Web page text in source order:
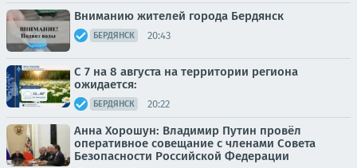
Вниманию жителей города Бердянск
БЕРДЯНСК 20:43
С 7 на 8 августа на территории региона
ожидается:
БЕРДЯНСК 20:22
Анна Хорошун: Владимир Путин провёл
оперативное совещание с членами Совета
Безопасности Российской Федерации